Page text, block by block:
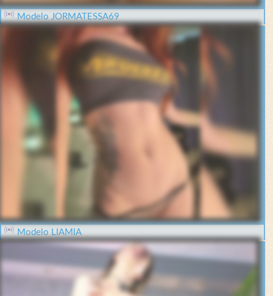
Modelo JORMATESSA69
Modelo LIAMIA